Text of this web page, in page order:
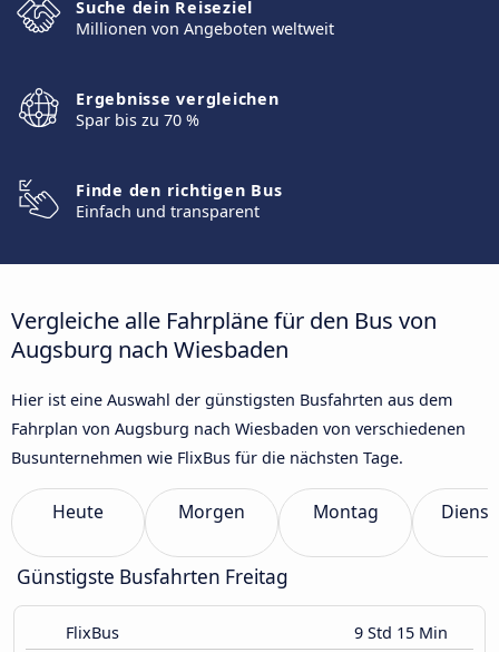
Suche dein Reiseziel
Millionen von Angeboten weltweit
Ergebnisse vergleichen
Spar bis zu 70 %
Finde den richtigen Bus
Einfach und transparent
Vergleiche alle Fahrpläne für den Bus von
Augsburg nach Wiesbaden
Hier ist eine Auswahl der günstigsten Busfahrten aus dem
Fahrplan von Augsburg nach Wiesbaden von verschiedenen
Busunternehmen wie FlixBus für die nächsten Tage.
Heute Morgen Montag
Günstigste Busfahrten Freitag
FlixBus 9 Std 15 Min